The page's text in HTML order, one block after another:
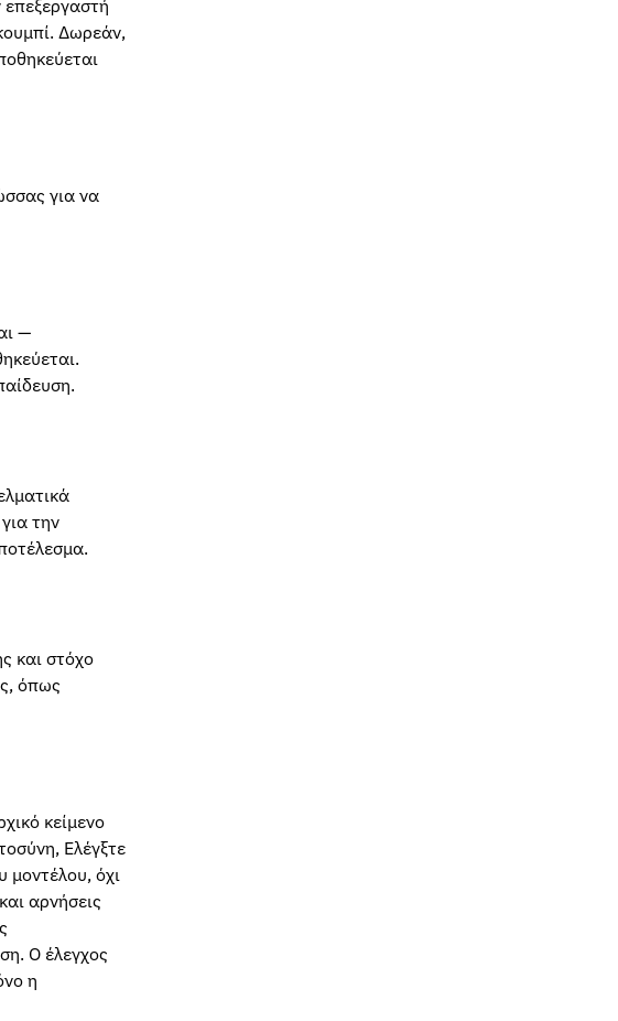
επεξεργαστή
Δωρεάν,
για να
—
την
και στόχο
όπως
κείμενο
Ελέγξτε
μοντέλου, όχι
αρνήσεις
Ο έλεγχος
η